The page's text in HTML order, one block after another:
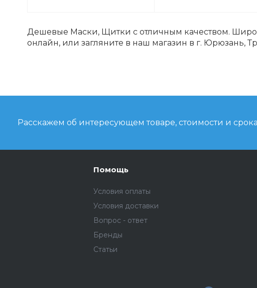
Дешевые Маски, Щитки с отличным качеством.
онлайн, или загляните в наш магазин в г. Юрюзань,
Расскажем об интересующем товаре, стоимости и
Помощь
Условия оплаты
Условия доставки
Вопрос - ответ
Бренды
Статьи